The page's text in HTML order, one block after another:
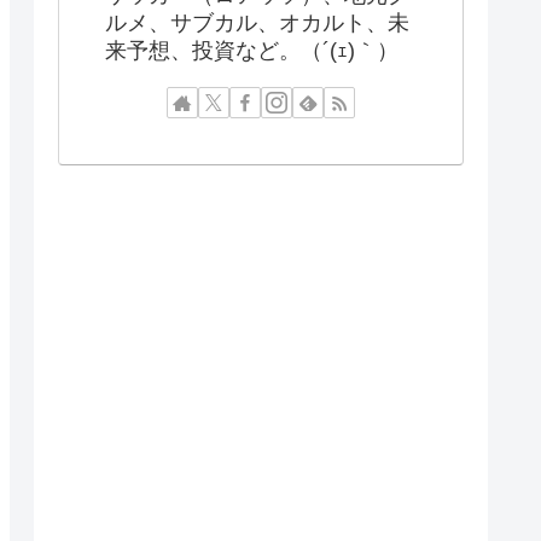
ルメ、サブカル、オカルト、未
来予想、投資など。（´(ｪ)｀）